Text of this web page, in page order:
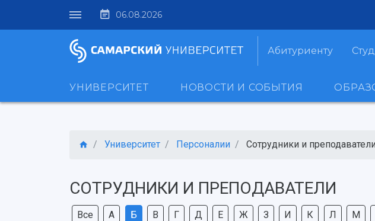
06.08.2026
Абитуриенту
УНИВЕРСИТЕТ НОВОСТИ И СОБЫТИЯ
Университет Персоналии Сотрудники и преподаватели
СОТРУДНИКИ И ПРЕПОДАВАТЕЛИ
Все А Б В Г Д Е Ж З И К Л М